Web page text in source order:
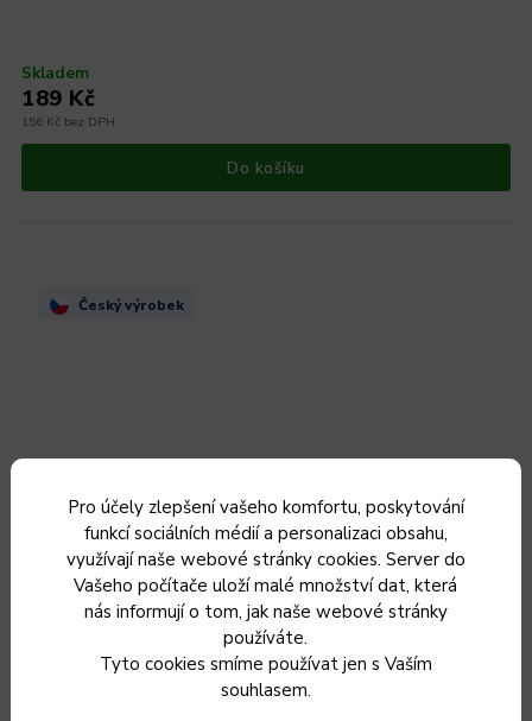
Pro účely zlepšení vašeho komfortu, poskytování
funkcí sociálních médií a personalizaci obsahu,
využívají naše webové stránky cookies. Server do
Vašeho počítače uloží malé množství dat, která
nás informují o tom, jak naše webové stránky
používáte.
Tyto cookies smíme používat jen s Vaším
souhlasem.
Skladem
156 Kč bez DPH
189 Kč
Do košíku
Český výrobek
Sada nádobí KOLIMAX KLASIK 12 ks